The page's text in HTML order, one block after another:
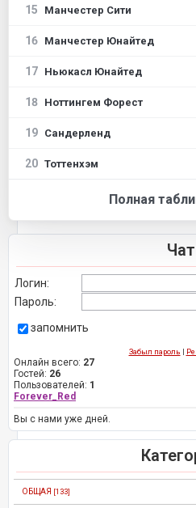
15 Манчестер Сити
16 Манчестер Юнайтед
17 Ньюкасл Юнайтед
18 Ноттингем Форест
19 Сандерленд
20 Тоттенхэм
Полная
Чат
Логин:
Пароль:
запомнить
Забыл пароль |
Онлайн всего: 27
Гостей: 26
Пользователей: 1
Forever_Red
Вы с нами уже дней.
ОБЩАЯ [133]